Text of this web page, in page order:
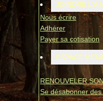
JOINDRE
Nous écrire
Adhérer
Payer sa cotisation
ESPACE
RENOUVELER
Se désabonner